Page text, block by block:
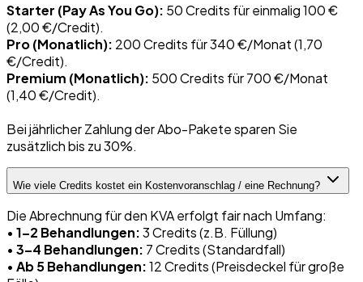
Starter (Pay As You Go): 50 Credits für einmalig 100 €
(2,00 €/Credit).
Pro (Monatlich): 200 Credits für 340 €/Monat (1,70
€/Credit).
Premium (Monatlich): 500 Credits für 700 €/Monat
(1,40 €/Credit).
Bei jährlicher Zahlung der Abo-Pakete sparen Sie
zusätzlich bis zu 30%.
Wie viele Credits kostet ein Kostenvoranschlag / eine Rechnung?
Die Abrechnung für den KVA erfolgt fair nach Umfang:
• 1–2 Behandlungen:3 Credits (z.B. Füllung)
• 3–4 Behandlungen: 7 Credits (Standardfall)
• Ab 5 Behandlungen:12 Credits (Preisdeckel für große